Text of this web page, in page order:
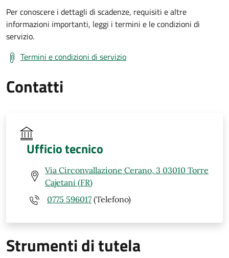
Per conoscere i dettagli di scadenze, requisiti e altre
informazioni importanti, leggi i termini e le condizioni di
servizio.
Termini e condizioni di servizio
Contatti
Ufficio tecnico
Via Circonvallazione Cerano, 3 03010 Torre
Cajetani (FR)
0775 596017 (Telefono)
Strumenti di tutela